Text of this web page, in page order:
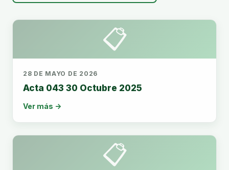
📋
28 DE MAYO DE 2026
Acta 043 30 Octubre 2025
Ver más →
📋